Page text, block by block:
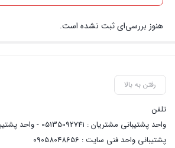
هنوز بررسی‌ای ثبت نشده است.
رفتن به بالا
تلفن
پشتیبانی واحد فنی سایت : 09058048656